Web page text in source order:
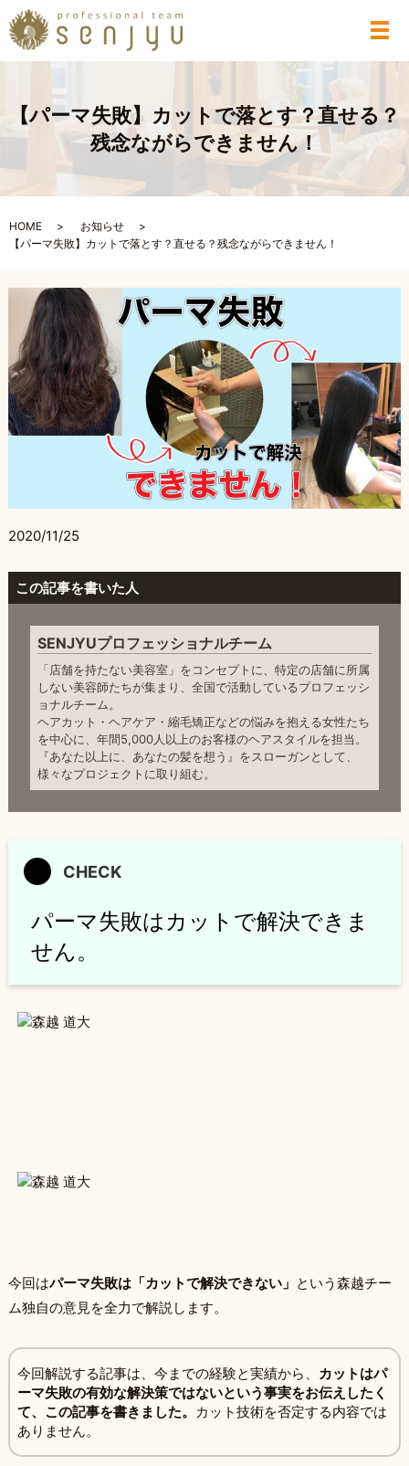
メ
【パーマ失敗】カットで落とす？直せる？
残念ながらできません！
HOME
お知らせ
【パーマ失敗】カットで落とす？直せる？残念ながらできません！
2020/11/25
この記事を書いた人
SENJYUプロフェッショナルチーム
「店舗を持たない美容室」をコンセプトに、特定の店舗に所属
しない美容師たちが集まり、全国で活動しているプロフェッシ
ョナルチーム。
ヘアカット・ヘアケア・縮毛矯正などの悩みを抱える女性たち
を中心に、年間5,000人以上のお客様のヘアスタイルを担当。
『あなた以上に、あなたの髪を想う』をスローガンとして、
様々なプロジェクトに取り組む。
パーマ失敗はカットで解決できま
せん。
今回はパーマ失敗は「カットで解決できない」 という森越チー
ム独自の意見を全力で解説します。
今回解説する記事は、今までの経験と実績から、 カットはパ
ーマ失敗の有効な解決策ではないという事実をお伝えしたく
て、この記事を書きました。 カット技術を否定する内容では
ありません。